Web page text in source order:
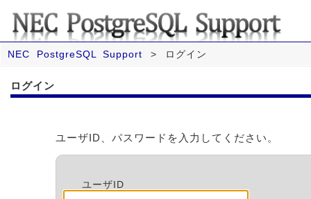
NEC PostgreSQL Support > ログイン
ログイン
ユーザID、パスワードを入力してください。
ユーザID